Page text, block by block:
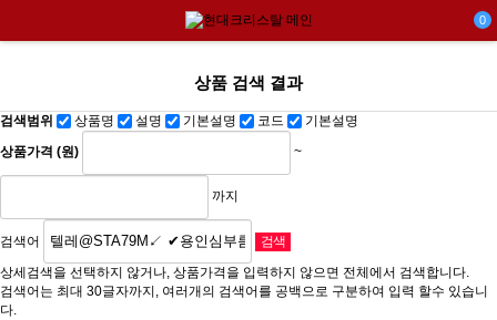
0
상품 검색 결과
검색범위 상품명 설명 기본설명 코드 기본설명
상품가격 (원) ~
까지
검색어
상세검색을 선택하지 않거나, 상품가격을 입력하지 않으면 전체에서 검색합니다.
검색어는 최대 30글자까지, 여러개의 검색어를 공백으로 구분하여 입력 할수 있습니
다.